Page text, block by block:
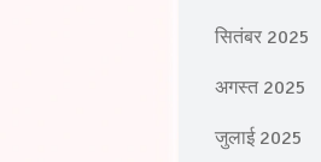
सितंबर 2025
अगस्त 2025
जुलाई 2025